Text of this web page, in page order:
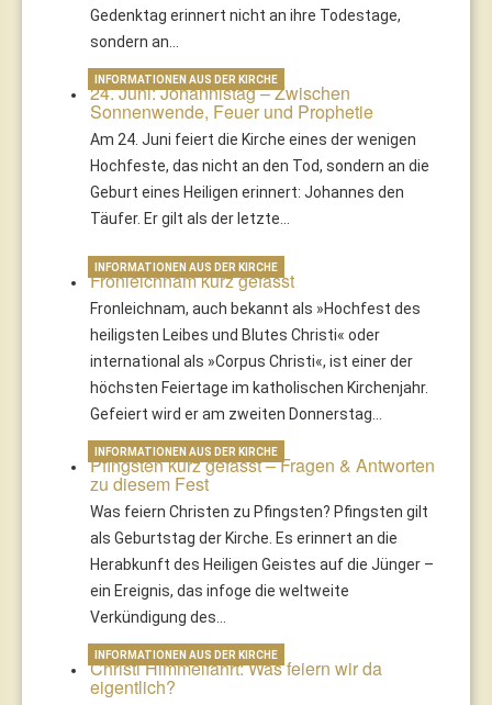
Gedenktag erinnert nicht an ihre Todestage,
sondern an…
24. Juni: Johannistag – Zwischen
Sonnenwende, Feuer und Prophetie
Am 24. Juni feiert die Kirche eines der wenigen
Hochfeste, das nicht an den Tod, sondern an die
Geburt eines Heiligen erinnert: Johannes den
Täufer. Er gilt als der letzte…
INFORMATIONEN AUS DER KIRCHE
Fronleichnam kurz gefasst
Fronleichnam, auch bekannt als »Hochfest des
heiligsten Leibes und Blutes Christi« oder
international als »Corpus Christi«, ist einer der
höchsten Feiertage im katholischen Kirchenjahr.
Gefeiert wird er am zweiten Donnerstag…
INFORMATIONEN AUS DER KIRCHE
Pfingsten kurz gefasst – Fragen & Antworten
zu diesem Fest
Was feiern Christen zu Pfingsten? Pfingsten gilt
als Geburtstag der Kirche. Es erinnert an die
Herabkunft des Heiligen Geistes auf die Jünger –
ein Ereignis, das infoge die weltweite
Verkündigung des…
INFORMATIONEN AUS DER KIRCHE
Christi Himmelfahrt: Was feiern wir da
eigentlich?
INFORMATIONEN AUS DER KIRCHE